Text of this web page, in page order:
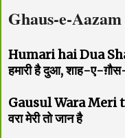
Ghaus-e-
Humari hai Dua
हमारी है दुआ, शाह-ए-
Gausul Wara Meri
वरा मेरी तो जान है